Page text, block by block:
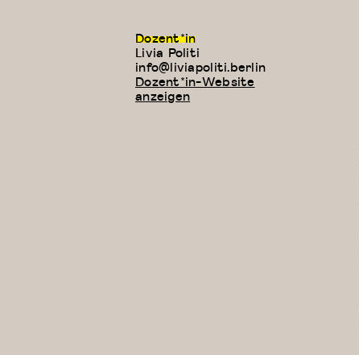
Dozent*in
Livia Politi
E-
Mail:
info@liviapoliti.berlin
Dozent*in-Website
anzeigen